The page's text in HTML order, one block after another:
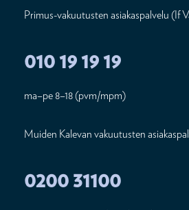
Primus-vakuutusten asiakaspalvelu (If
010 19 19 19
ma–pe 8–18 (pvm/mpm)
Muiden Kalevan vakuutusten
0200 31100